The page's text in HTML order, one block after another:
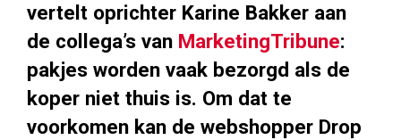
vertelt oprichter Karine Bakker aan
de collega’s van MarketingTribune:
pakjes worden vaak bezorgd als de
koper niet thuis is. Om dat te
voorkomen kan de webshopper Drop